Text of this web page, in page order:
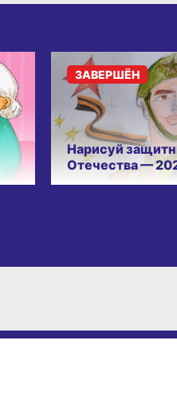
Нарисуй
Отечества —
ЗАВЕРШЁН